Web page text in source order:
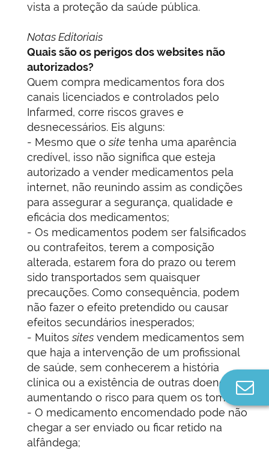
vista a proteção da saúde pública.
Notas Editoriais
Quais são os perigos dos websites não
autorizados?
Quem compra medicamentos fora dos
canais licenciados e controlados pelo
Infarmed, corre riscos graves e
desnecessários. Eis alguns:
- Mesmo que osite tenha uma aparência
credível, isso não significa que esteja
autorizado a vender medicamentos pela
internet, não reunindo assim as condições
para assegurar a segurança, qualidade e
eficácia dos medicamentos;
- Os medicamentos podem ser falsificados
ou contrafeitos, terem a composição
alterada, estarem fora do prazo ou terem
sido transportados sem quaisquer
precauções. Como consequência, podem
não fazer o efeito pretendido ou causar
efeitos secundários inesperados;
- Muitossites vendem medicamentos sem
que haja a intervenção de um profissional
de saúde, sem conhecerem a história
clínica ou a existência de outras doenças,
aumentando o risco para quem os toma;
- O medicamento encomendado pode não
chegar a ser enviado ou ficar retido na
alfândega;